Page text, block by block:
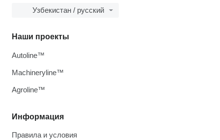
Узбекистан / русский
Информация
Правила и условия
Наши проекты
Autoline™
Machineryline™
Agroline™